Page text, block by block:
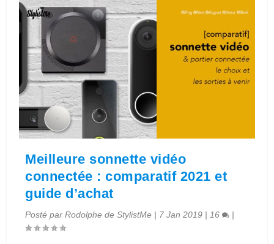
Meilleure sonnette vidéo
connectée : comparatif 2021 et
guide d’achat
Posté parRodolphe de StylistMe | 7 Jan 2019 | 16 |